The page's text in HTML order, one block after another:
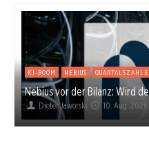
KI-BOOM NEBIUS
Nebius vor der Bilanz: Wird
Dieter Jaworski 10. Aug. 2026